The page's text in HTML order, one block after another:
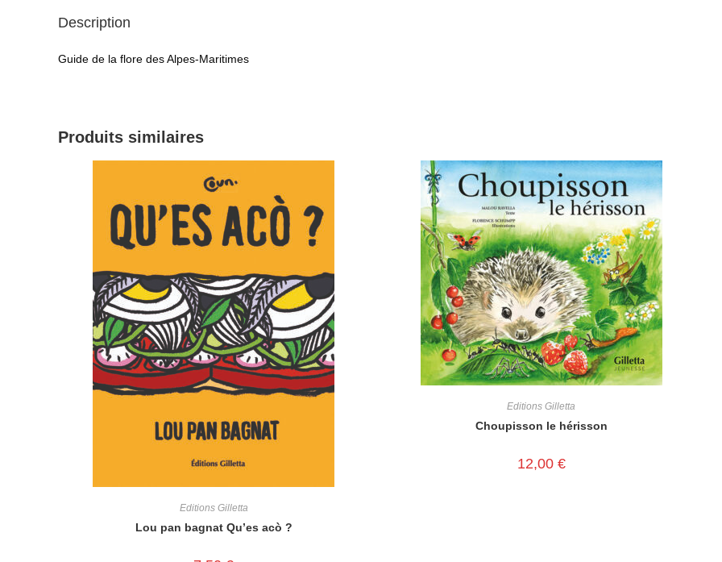
Description
Guide de la flore des Alpes-Maritimes
Produits similaires
Editions Gilletta
Lou pan bagnat Qu’es acò ?
Editions Gilletta
Choupisson le hérisson
12,00 €